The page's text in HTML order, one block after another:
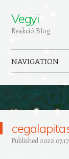
Vegyi
Reakció Blog
NAVIGATION
Published 2022.07.17.